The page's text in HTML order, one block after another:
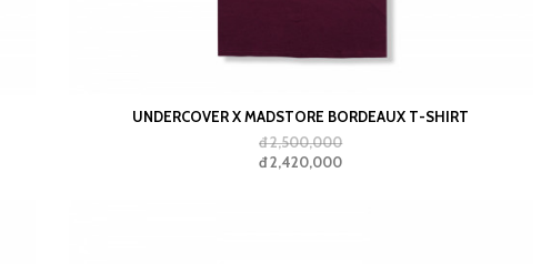
UNDERCOVER X MADSTORE BORDEAUX T-SHIRT
đ 2,500,000
đ 2,420,000